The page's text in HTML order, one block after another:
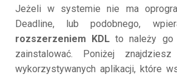
Jeżeli w systemie nie ma
Deadline, lub podobnego,
rozszerzeniem KDL to należy go
zainstalować. Poniżej
wykorzystywanych aplikacji, które